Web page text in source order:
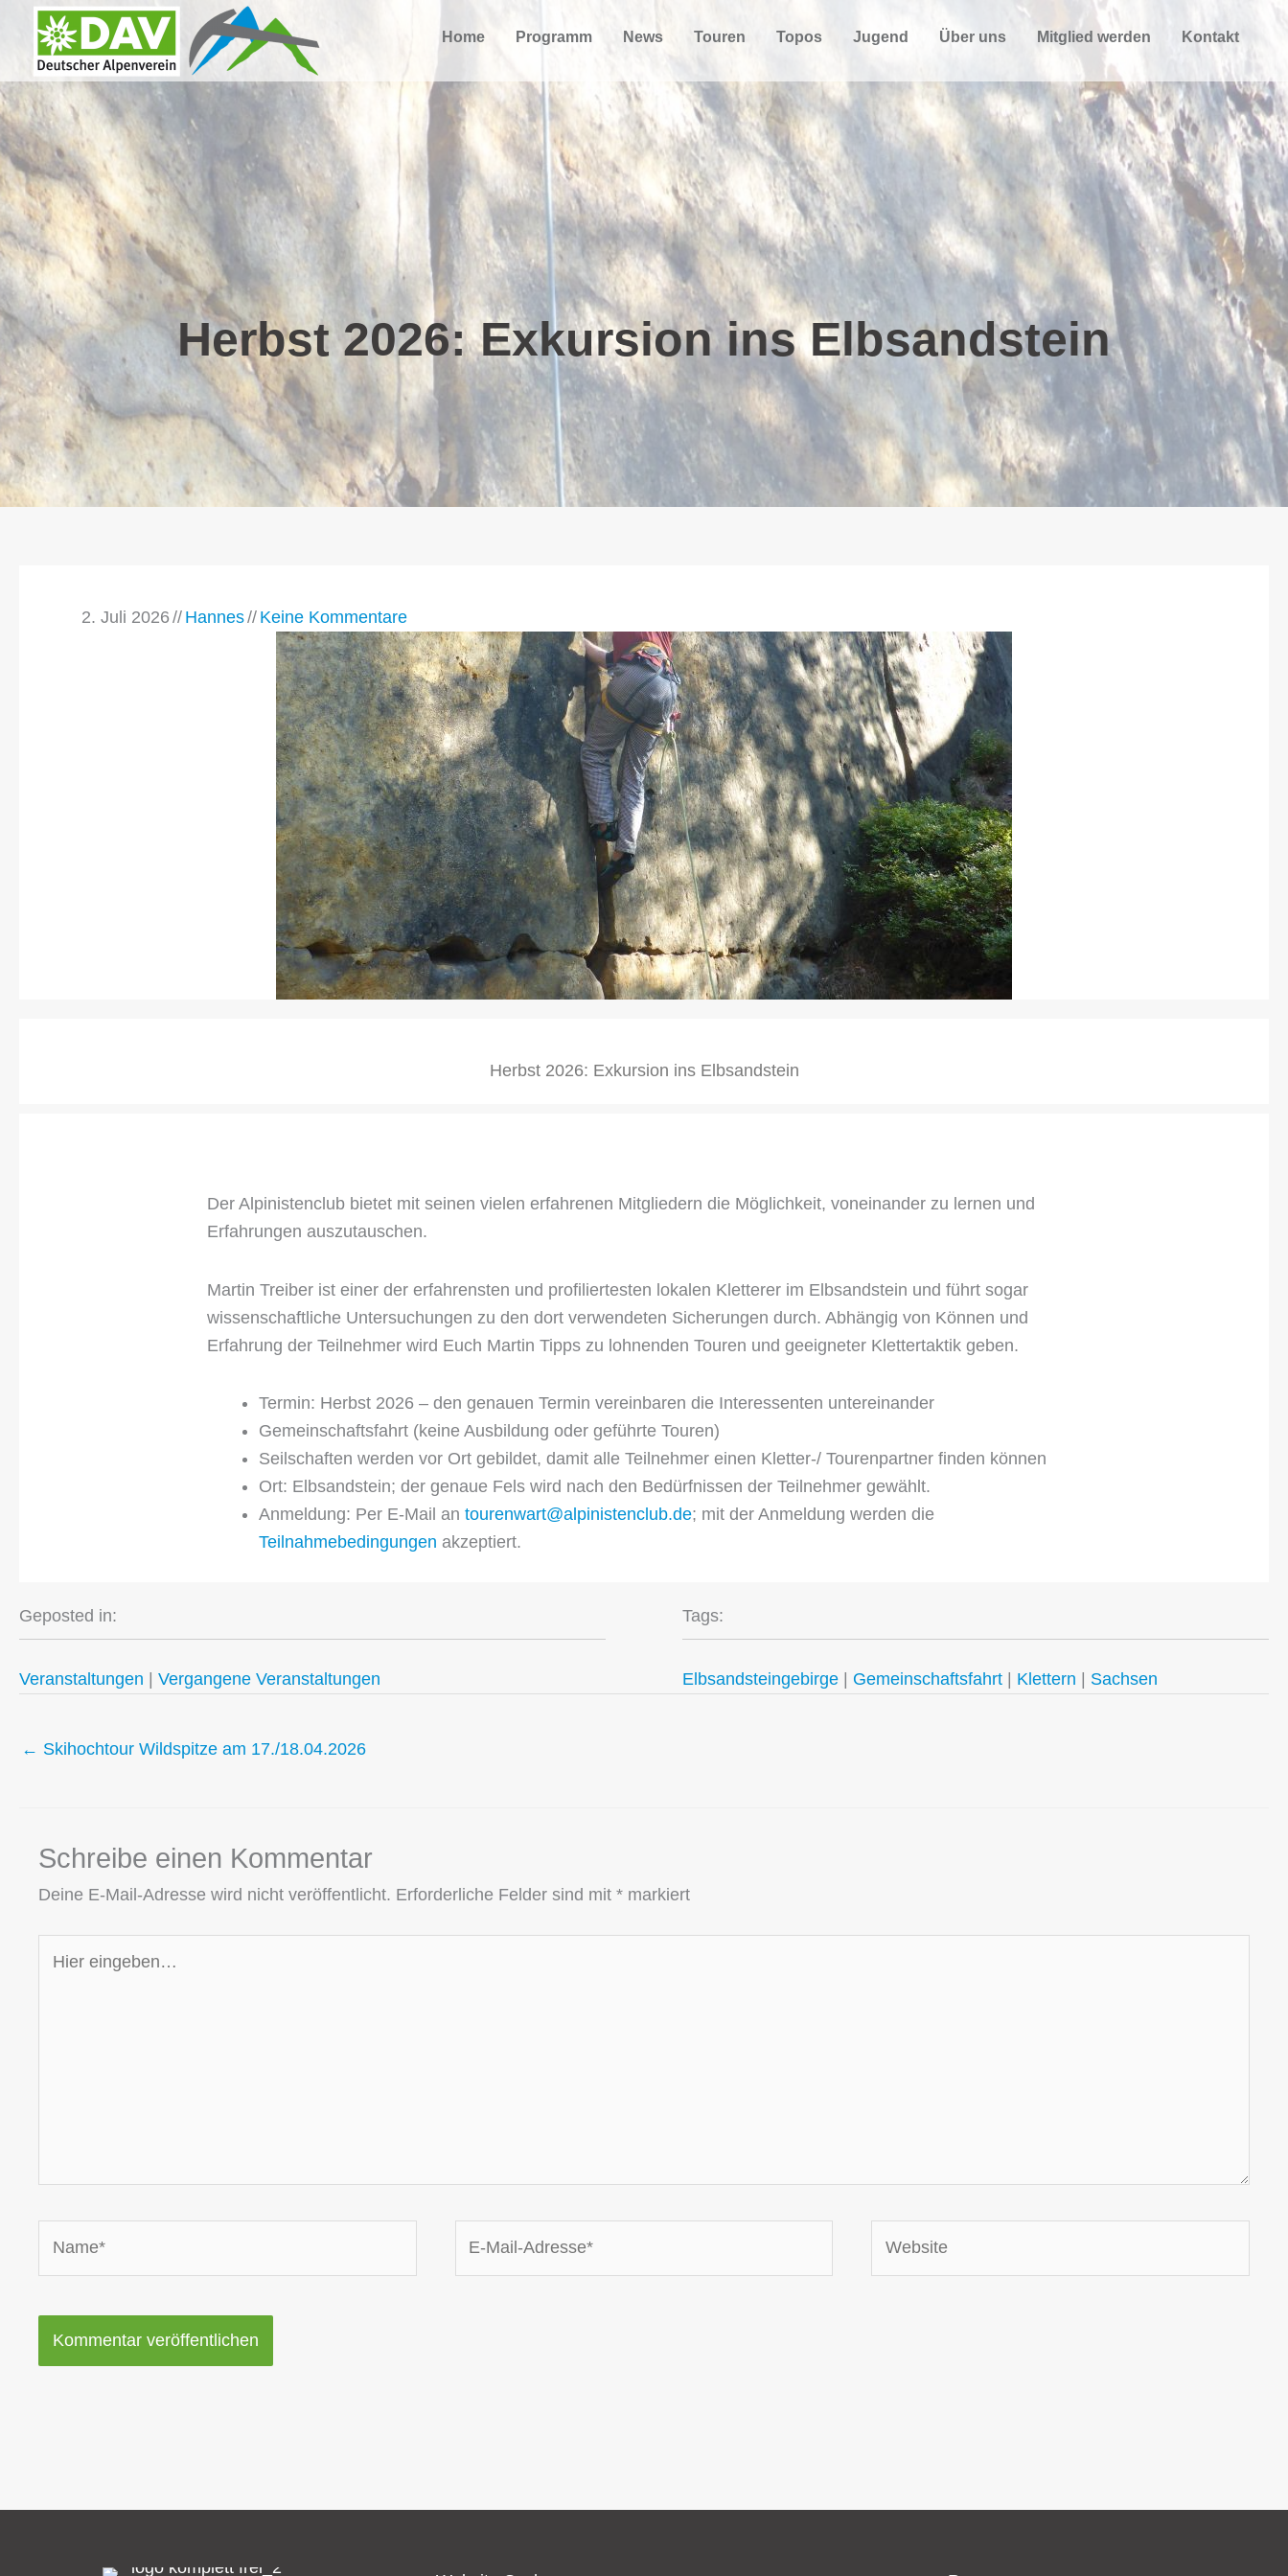
Inhalt
springen
Home Programm News Touren Topos Jugend Über uns Mitglied werden Kontakt
Herbst 2026: Exkursion ins Elbsandstein
2. Juli 2026// Hannes// Keine Kommentare
Herbst 2026: Exkursion ins Elbsandstein
Der Alpinistenclub bietet mit seinen vielen erfahrenen Mitgliedern die Möglichkeit, voneinander zu lernen und
Erfahrungen auszutauschen.
Martin Treiber ist einer der erfahrensten und profiliertesten lokalen Kletterer im Elbsandstein und führt sogar
wissenschaftliche Untersuchungen zu den dort verwendeten Sicherungen durch. Abhängig von Können und
Erfahrung der Teilnehmer wird Euch Martin Tipps zu lohnenden Touren und geeigneter Klettertaktik geben.
Termin: Herbst 2026 – den genauen Termin vereinbaren die Interessenten untereinander
Gemeinschaftsfahrt (keine Ausbildung oder geführte Touren)
Seilschaften werden vor Ort gebildet, damit alle Teilnehmer einen Kletter-/ Tourenpartner finden können
Ort: Elbsandstein; der genaue Fels wird nach den Bedürfnissen der Teilnehmer gewählt.
Anmeldung: Per E-Mail an tourenwart@alpinistenclub.de; mit der Anmeldung werden die
Teilnahmebedingungen akzeptiert.
Geposted in:
Veranstaltungen Vergangene Veranstaltungen
Tags:
Elbsandsteingebirge Gemeinschaftsfahrt Klettern Sachsen
← Skihochtour Wildspitze am 17./18.04.2026
Schreibe einen Kommentar
Deine E-Mail-Adresse wird nicht veröffentlicht. Erforderliche Felder sind mit * markiert
eingeben…